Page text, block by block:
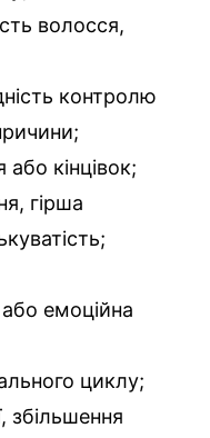
волосся,
контролю
кінцівок;
гірша
або емоційна
циклу;
збільшення